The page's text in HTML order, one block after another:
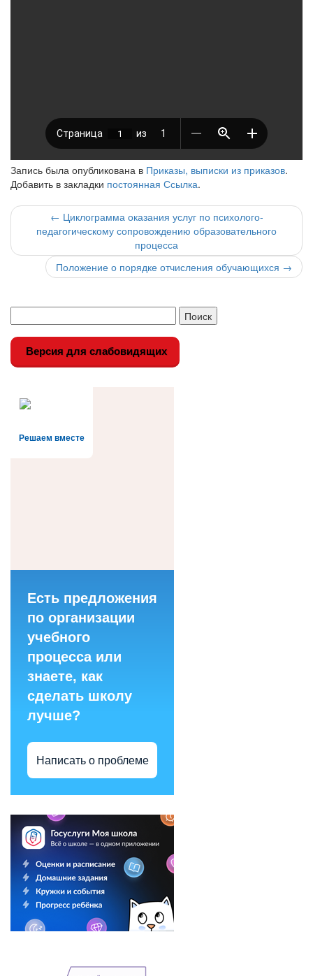
Запись была опубликована в Приказы, выписки из приказов.
Добавить в закладки постоянная Ссылка.
Навигация
по
записи
← Циклограмма оказания услуг по психолого-
педагогическому сопровождению образовательного
процесса
Положение о порядке отчисления обучающихся →
Версия для слабовидящих
Решаем вместе
Есть предложения
по организации
учебного
процесса или
знаете, как
сделать школу
лучше?
Написать о проблеме